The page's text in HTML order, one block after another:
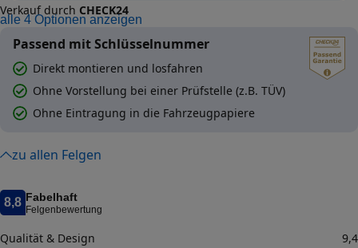
Verkauf durch CHECK24
alle 4 Optionen anzeigen
Passend mit Schlüsselnummer
Direkt montieren und losfahren
Ohne Vorstellung bei einer Prüfstelle (z.B. TÜV)
Ohne Eintragung in die Fahrzeugpapiere
zu allen Felgen
8,8 Fabelhaft
Felgenbewertung
Qualität & Design
9,4